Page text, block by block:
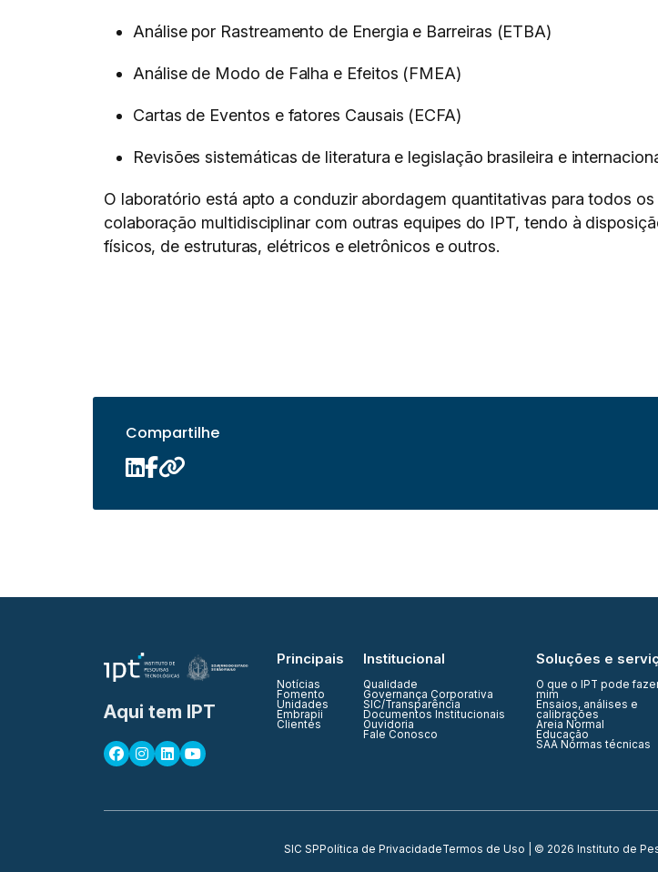
Análise por Rastreamento de Energia e Barreiras (ETBA)
Análise de Modo de Falha e Efeitos (FMEA)
Cartas de Eventos e fatores Causais (ECFA)
Revisões sistemáticas de literatura e legislação brasileira e
O laboratório está apto a conduzir abordagem quantitativas para todos
colaboração multidisciplinar com outras equipes do IPT, tendo à
físicos, de estruturas, elétricos e eletrônicos e outros.
Compartilhe
Aqui tem IPT
Principais
Notícias
Fomento
Unidades
Embrapii
Clientes
Institucional
Qualidade
Governança Corporativa
SIC/Transparência
Documentos Institucionais
Ouvidoria
Fale Conosco
Soluções e
O que o IPT pode
mim
Ensaios, análises e
calibrações
Areia Normal
Educação
SAA Normas técnicas
SIC SPPolítica de PrivacidadeTermos de Uso | © 2026 Instituto de